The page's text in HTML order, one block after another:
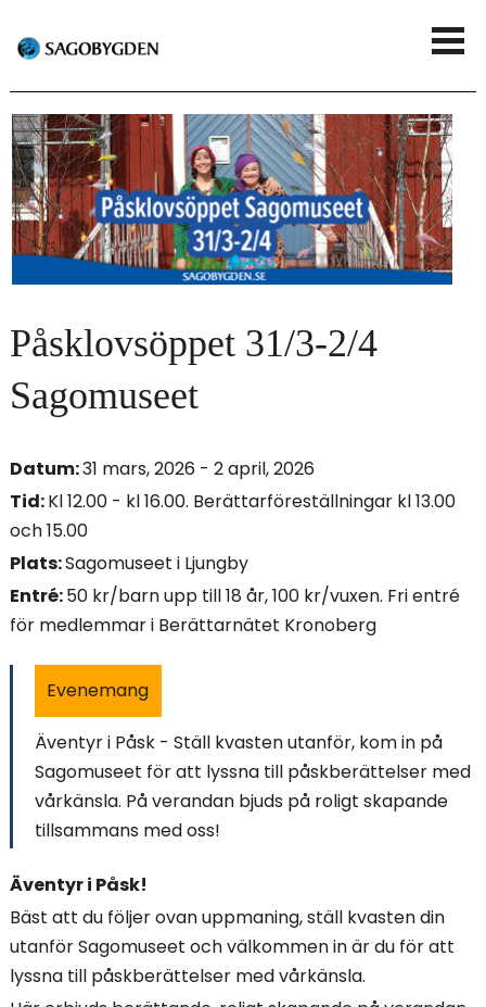
h
u
d
n
n
s
a
m
e
Påsklovsöppet 31/3-2/4
Sagomuseet
Datum:31 mars, 2026 - 2 april, 2026
Tid:Kl 12.00 - kl 16.00. Berättarföreställningar kl 13.00
och 15.00
Plats:Sagomuseet i Ljungby
Entré:50 kr/barn upp till 18 år, 100 kr/vuxen. Fri entré
för medlemmar i Berättarnätet Kronoberg
Evenemang
Äventyr i Påsk - Ställ kvasten utanför, kom in på
Sagomuseet för att lyssna till påskberättelser med
vårkänsla. På verandan bjuds på roligt skapande
tillsammans med oss!
Äventyr i Påsk!
Bäst att du följer ovan uppmaning, ställ kvasten din
utanför Sagomuseet och välkommen in är du för att
lyssna till påskberättelser med vårkänsla.